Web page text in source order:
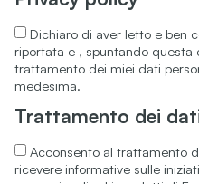
Dichiaro di aver letto e ben
riportata e , spuntando questa
trattamento dei miei dati
medesima.
Trattamento dei
Acconsento al trattamento
ricevere informative sulle